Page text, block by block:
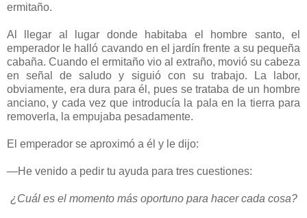
ermitaño.
Al llegar al lugar donde habitaba el hombre santo, el
emperador le halló cavando en el jardín frente a su pequeña
cabaña. Cuando el ermitaño vio al extraño, movió su cabeza
en señal de saludo y siguió con su trabajo. La labor,
obviamente, era dura para él, pues se trataba de un hombre
anciano, y cada vez que introducía la pala en la tierra para
removerla, la empujaba pesadamente.
El emperador se aproximó a él y le dijo:
—He venido a pedir tu ayuda para tres cuestiones:
¿Cuál es el momento más oportuno para hacer cada cosa?